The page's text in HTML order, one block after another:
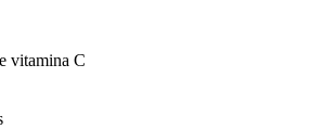
vitamina C